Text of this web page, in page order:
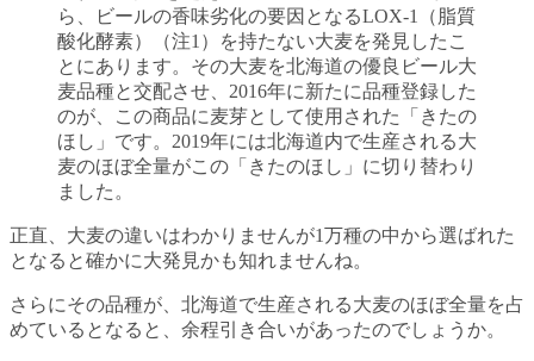
ら、ビールの香味劣化の要因となるLOX-1（脂質
酸化酵素）（注1）を持たない大麦を発見したこ
とにあります。その大麦を北海道の優良ビール大
麦品種と交配させ、2016年に新たに品種登録した
のが、この商品に麦芽として使用された「きたの
ほし」です。2019年には北海道内で生産される大
麦のほぼ全量がこの「きたのほし」に切り替わり
ました。
正直、大麦の違いはわかりませんが1万種の中から選ばれた
となると確かに大発見かも知れませんね。
さらにその品種が、北海道で生産される大麦のほぼ全量を占
めているとなると、余程引き合いがあったのでしょうか。